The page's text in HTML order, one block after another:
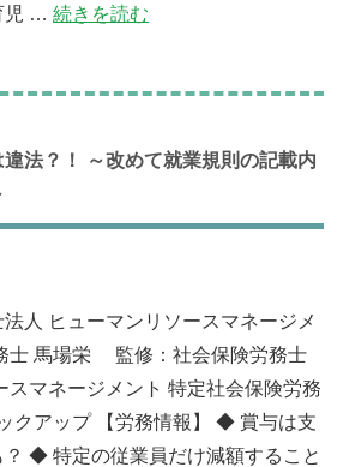
児 …続きを読む
法？！ ～改めて就業規則の記載内
人 ヒューマンリソースマネージメ
士 馬場栄 監修：社会保険労務士
スマネージメント 特定社会保険労務
アップ 【労務情報】 ◆ 賞与は支
◆ 特定の従業員だけ減額すること